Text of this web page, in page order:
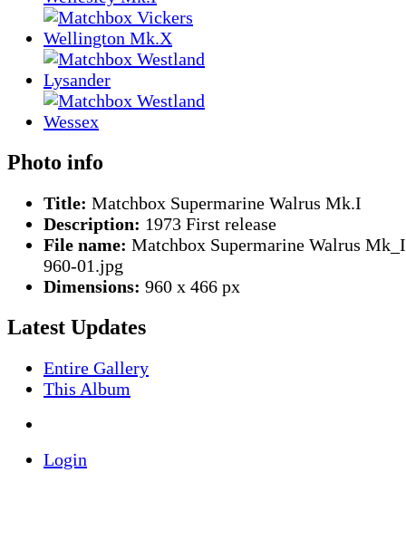
Photo info
Title: Matchbox Supermarine Walrus Mk.I
Description: 1973 First release
File name: Matchbox Supermarine Walrus
960-01.jpg
Dimensions: 960 x 466 px
Latest Updates
Entire Gallery
This Album
Login